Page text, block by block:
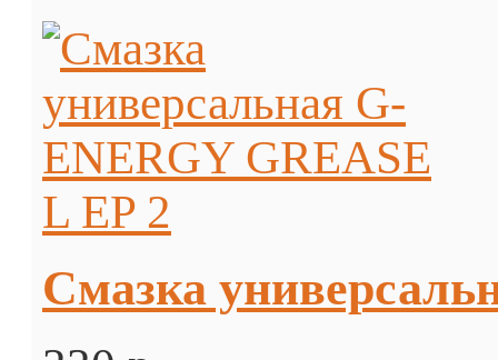
Смазка